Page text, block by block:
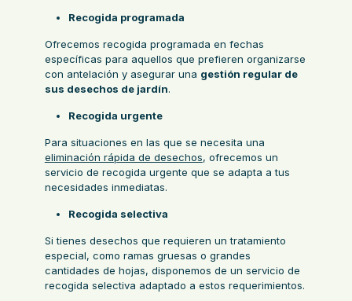
Recogida programada
Ofrecemos recogida programada en fechas
específicas para aquellos que prefieren organizarse
con antelación y asegurar una gestión regular de
sus desechos de jardín.
Recogida urgente
Para situaciones en las que se necesita una
eliminación rápida de desechos, ofrecemos un
servicio de recogida urgente que se adapta a tus
necesidades inmediatas.
Recogida selectiva
Si tienes desechos que requieren un tratamiento
especial, como ramas gruesas o grandes
cantidades de hojas, disponemos de un servicio de
recogida selectiva adaptado a estos requerimientos.